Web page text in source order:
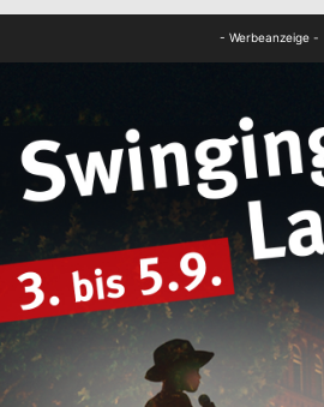
- Werbeanzeige -